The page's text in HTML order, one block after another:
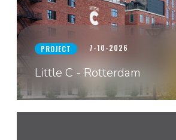
PROJECT 7-10-2026
Little C - Rotterdam